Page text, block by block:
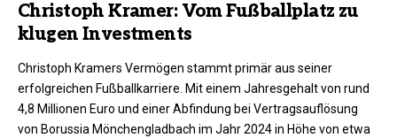
Christoph Kramer: Vom Fußballplatz zu
klugen Investments
Christoph Kramers Vermögen stammt primär aus seiner
erfolgreichen Fußballkarriere. Mit einem Jahresgehalt von rund
4,8 Millionen Euro und einer Abfindung bei Vertragsauflösung
von Borussia Mönchengladbach im Jahr 2024 in Höhe von etwa